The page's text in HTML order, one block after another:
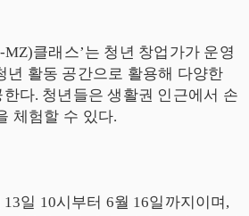
MZ)클래스’는 청년 창업가가 운영
년 활동 공간으로 활용해 다양한
한다. 청년들은 생활권 인근에서 손
체험할 수 있다.
13일 10시부터 6월 16일까지이며 ,